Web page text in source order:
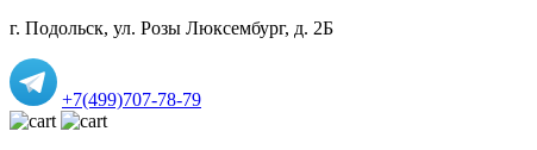
г. Подольск, ул. Розы Люксембург, д. 2Б
+7(499)707-78-79